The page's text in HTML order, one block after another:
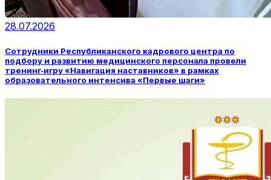
28.07.2026
Сотрудники Республиканского кадрового центра по
подбору и развитию медицинского персонала провели
тренинг‑игру «Навигация наставников» в рамках
образовательного интенсива «Первые шаги»